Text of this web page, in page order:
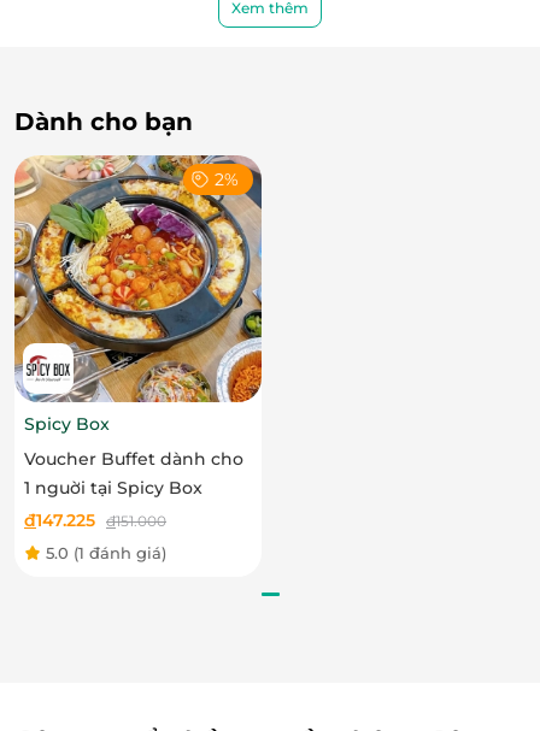
hợp cho các chuyến đi dã ngoại và sự kiện ngoài trời.
Xem thêm
Dành cho bạn
2%
Spicy Box
Voucher Buffet dành cho
1 nguời tại Spicy Box
đ147.225 đ151.000
5.0 (1 đánh giá)